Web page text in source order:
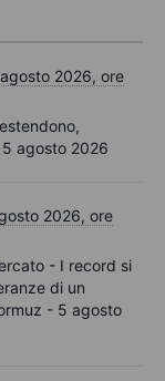
2026, ore
agosto 2026
2026, ore
- I record si
di un
- 5 agosto